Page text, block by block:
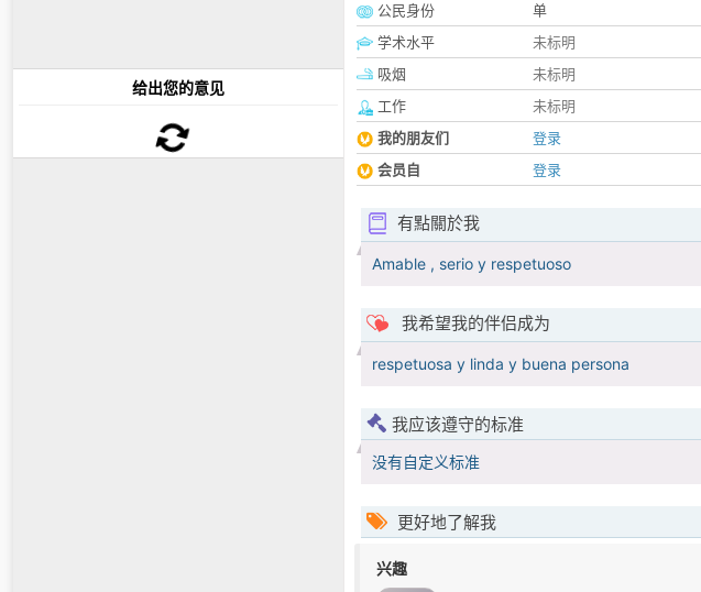
给出您的意见
公民身份
单
学术水平
未标明
吸烟
未标明
工作
未标明
我的朋友们
登录
会员自
登录
有點關於我
Amable , serio y respetuoso
我希望我的伴侣成为
respetuosa y linda y buena persona
我应该遵守的标准
没有自定义标准
更好地了解我
兴趣